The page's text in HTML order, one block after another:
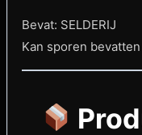
Bevat: SELDERIJ
Kan sporen